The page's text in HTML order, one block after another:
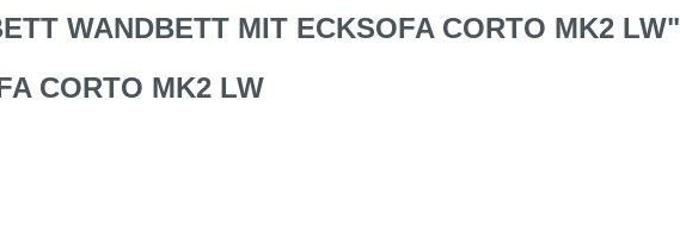
WANDBETT MIT ECKSOFA CORTO MK2 LW"
CORTO MK2 LW